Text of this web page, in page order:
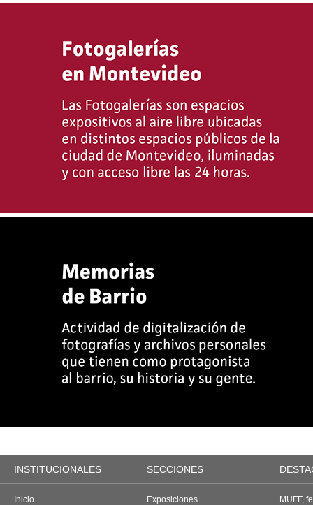
INSTITUCIONALES SECCIONES
Inicio
Exposiciones
MUFF,